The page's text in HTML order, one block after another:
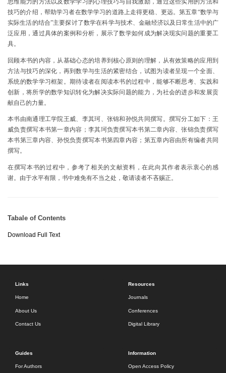
思维能力的方法以及数学学习的心理技巧与自我激励，通过这些实用的方法和
技巧的介绍，帮助学习者在数学学习的道路上走得更稳、更远。第五章“数学与
实际生活的结合”主要探讨了数学在科学与技术、金融经济以及日常生活中的广
泛应用，通过具体的案例和分析，展示了数学如何成为解决现实问题的重要工
具。
回顾本书的内容，从基础心态的培养到核心原则的理解，从有效策略的应用到
方法与技巧的深化，再到数学与生活的紧密结合，试图为读者呈现一个全面、
系统的数学学习框架。期待读者在阅读本书的过程中，能够不断思考、实践和
创新，将所学的数学知识转化为解决实际问题的能力，为社会的进步和发展贡
献自己的力量。
本书由南通理工学院王威、李其珂、张锦和孙悦共同撰写。撰写分工如下：王
威负责撰写本书第一章内容；李其珂负责撰写本书第二章内容、张锦负责撰写
本书第三章内容、孙悦负责撰写本书第四章内容；第五章内容由所有编者共同
撰写。
在撰写本书的过程中，参考了相关的文献资料，在此向其作者表示衷心的感
谢。由于水平有限，书中难免有不当之处，敬请读者不吝赐正。
Tabale of Contents
Download Full Text
Links
Home
About Us
Contact Us
Resources
Journals
Conferences
Digital Library
Guides
For Authors
Information
Open Access Policy